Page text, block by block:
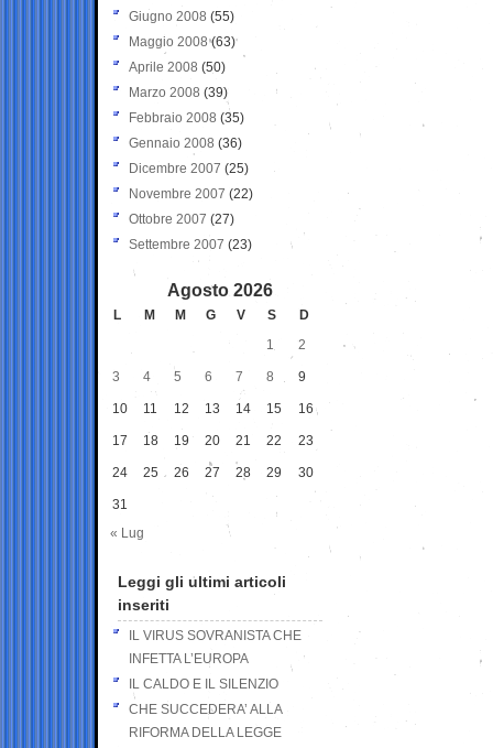
Giugno 2008 (55)
Maggio 2008(63)
Aprile 2008 (50)
Marzo 2008 (39)
Febbraio 2008 (35)
Gennaio 2008 (36)
Dicembre 2007 (25)
Novembre 2007 (22)
Ottobre 2007 (27)
Settembre 2007 (23)
Agosto 2026
L M M G V S
D
1
2
3 4 5 6 7 8 9
10 11 12 13 14 15 16
17 18 19 20 21 22 23
24 25 26 27 28 29 30
31
« Lug
Leggi gli ultimi articoli
inseriti
IL VIRUS SOVRANISTA CHE
INFETTA L’EUROPA
IL CALDO E IL SILENZIO
CHE SUCCEDERA’ ALLA
RIFORMA DELLA LEGGE